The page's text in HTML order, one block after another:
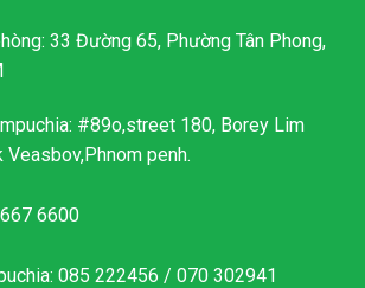
33 Đường 65, Phường Tân Phong,
#89o,street 180, Borey Lim
Veasbov,Phnom penh.
6600
085 222456 / 070 302941